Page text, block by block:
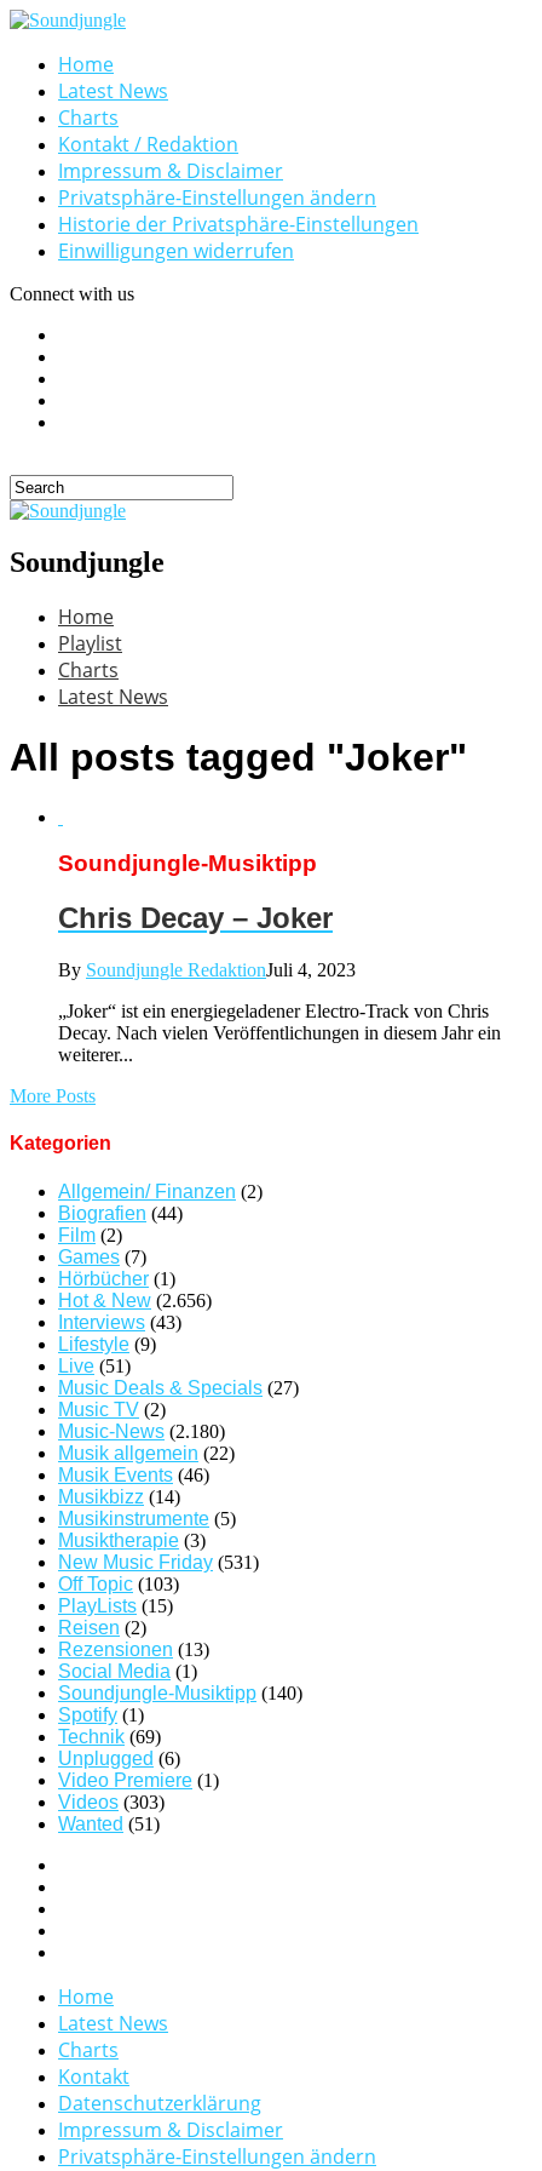
Home
Latest News
Charts
Kontakt / Redaktion
Impressum & Disclaimer
Privatsphäre-Einstellungen ändern
Historie der Privatsphäre-Einstellungen
Einwilligungen widerrufen
Connect with us
Soundjungle
Home
Playlist
Charts
Latest News
All posts tagged "Joker"
Soundjungle-Musiktipp
Chris Decay – Joker
By Soundjungle RedaktionJuli 4, 2023
„Joker“ ist ein energiegeladener Electro-Track von Chris
Decay. Nach vielen Veröffentlichungen in diesem Jahr ein
weiterer...
More Posts
Kategorien
Allgemein/ Finanzen (2)
Biografien (44)
Film (2)
Games (7)
Hörbücher (1)
Hot & New (2.656)
Interviews (43)
Lifestyle (9)
Live (51)
Music Deals & Specials (27)
Music TV (2)
Music-News (2.180)
Musik allgemein (22)
Musik Events (46)
Musikbizz (14)
Musikinstrumente (5)
Musiktherapie (3)
New Music Friday (531)
Off Topic (103)
PlayLists (15)
Reisen (2)
Rezensionen (13)
Social Media (1)
Soundjungle-Musiktipp (140)
Spotify (1)
Technik (69)
Unplugged (6)
Video Premiere (1)
Videos (303)
Wanted (51)
Home
Latest News
Charts
Kontakt
Datenschutzerklärung
Impressum & Disclaimer
Privatsphäre-Einstellungen ändern